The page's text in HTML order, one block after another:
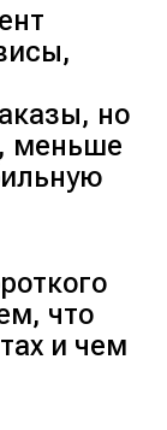
но
, меньше
что
и чем